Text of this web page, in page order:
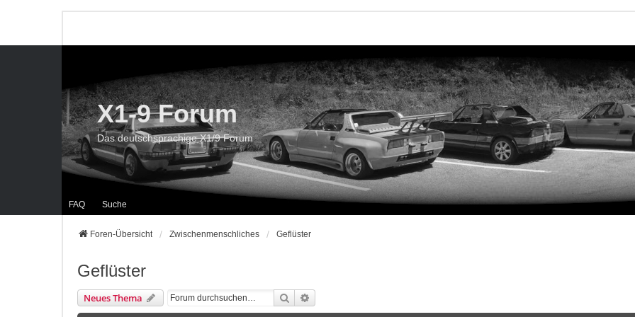
FAQ Suche
X1-9 Forum
Das deutschsprachige X1/9 Forum
Foren-Übersicht Zwischenmenschliches Geflüster
Geflüster
Neues Thema Suche